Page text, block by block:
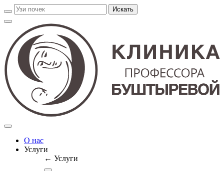
О нас
Услуги
← Услуги